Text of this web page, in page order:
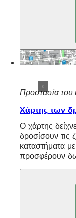
Προστασία του
Χάρτης των
Ο χάρτης
δροσίσουν τις
καταστήματα
προσφέρουν